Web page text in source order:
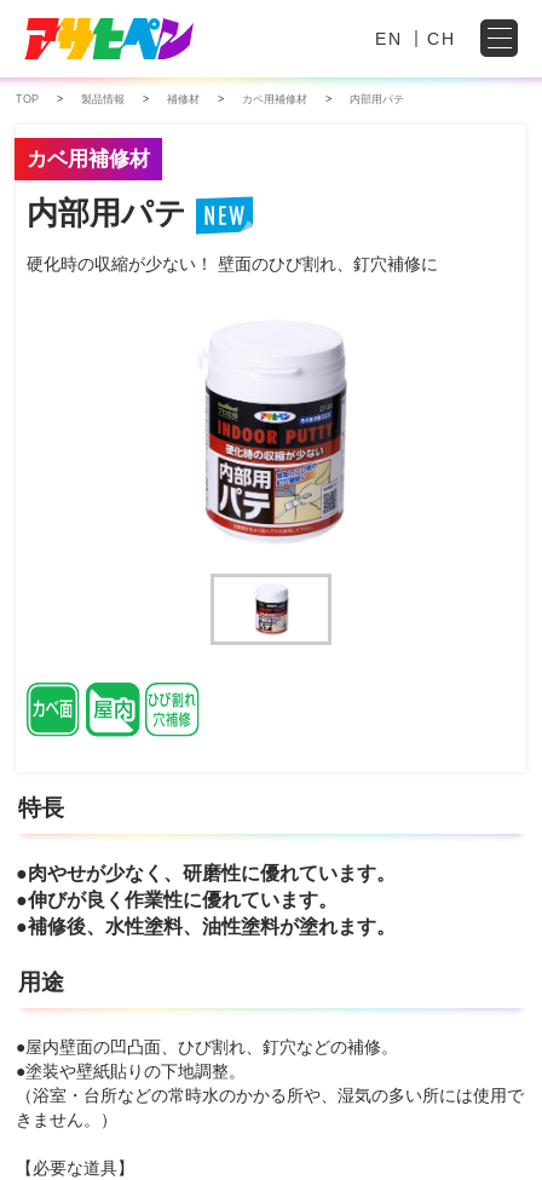
EN CH
TOP 製品情報 補修材 カベ用補修材 内部用パテ
カベ用補修材
内部用パテ
硬化時の収縮が少ない！ 壁面のひび割れ、釘穴補修に
特長
●肉やせが少なく、研磨性に優れています。
●伸びが良く作業性に優れています。
●補修後、水性塗料、油性塗料が塗れます。
用途
●屋内壁面の凹凸面、ひび割れ、釘穴などの補修。
●塗装や壁紙貼りの下地調整。
（浴室・台所などの常時水のかかる所や、湿気の多い所には使用で
きません。）
【必要な道具】